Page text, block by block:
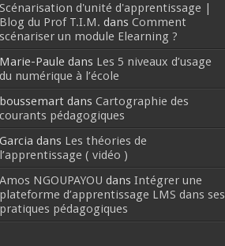
Scénarisation d'unité d'apprentissage |
Blog du Prof T.I.M. dans Comment
scénariser un module Elearning ?
Marie-Pauledans Les 5 niveaux d’usage
du numérique à l’école
boussemartdans Cartographie des
courants pédagogiques
Garcia dans Les théories de
l’apprentissage ( vidéo )
Amos NGOUPAYOU dans Intégrer une
plateforme d’apprentissage LMS dans ses
pratiques pédagogiques